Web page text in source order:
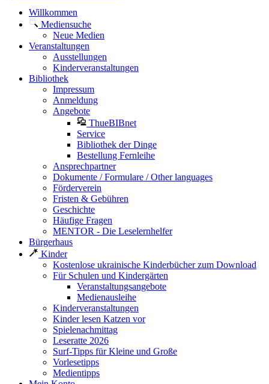
Willkommen
Mediensuche
Neue Medien
Veranstaltungen
Ausstellungen
Kinderveranstaltungen
Bibliothek
Impressum
Anmeldung
Angebote
ThueBIBnet
Service
Bibliothek der Dinge
Bestellung Fernleihe
Ansprechpartner
Dokumente / Formulare / Other languages
Förderverein
Fristen & Gebühren
Geschichte
Häufige Fragen
MENTOR - Die Leselernhelfer
Bürgerhaus
Kinder
Kostenlose ukrainische Kinderbücher zum Download
Für Schulen und Kindergärten
Veranstaltungsangebote
Medienausleihe
Kinderveranstaltungen
Kinder lesen Katzen vor
Spielenachmittag
Leseratte 2026
Surf-Tipps für Kleine und Große
Vorlesetipps
Medientipps